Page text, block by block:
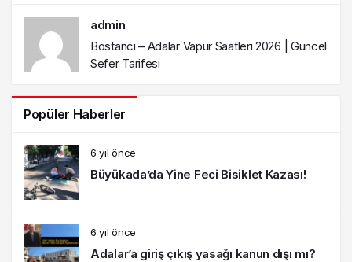
admin
Bostancı – Adalar Vapur Saatleri 2026 | Güncel
Sefer Tarifesi
Popüler Haberler
6 yıl önce
Büyükada’da Yine Feci Bisiklet Kazası!
6 yıl önce
Adalar’a giriş çıkış yasağı kanun dışı mı?